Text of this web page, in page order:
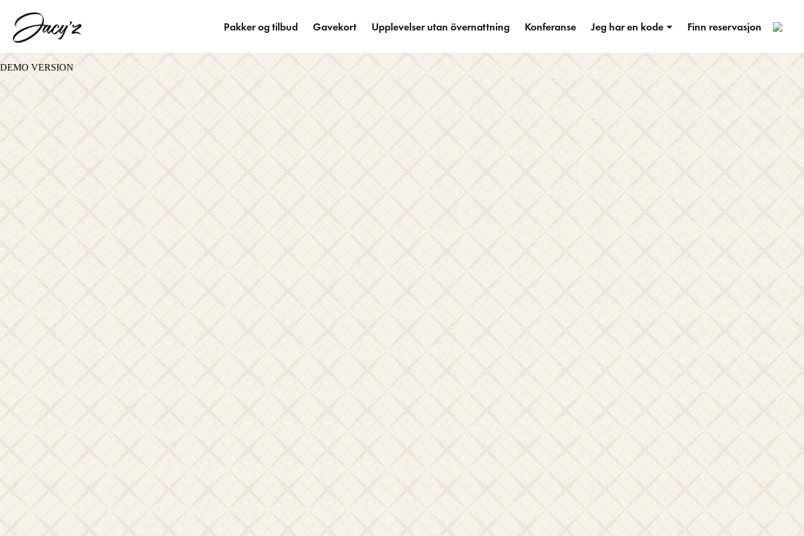
Pakker og tilbud Gavekort Upplevelser utan övernattning Konferanse Jeg har en kode Finn reservasjon
DEMO VERSION